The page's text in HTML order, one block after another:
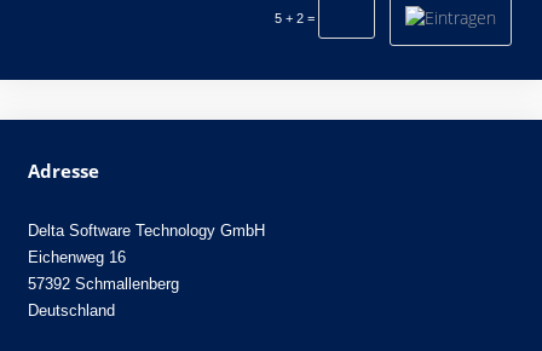
5 + 2 =
Adresse
Delta Software Technology GmbH
Eichenweg 16
57392 Schmallenberg
Deutschland